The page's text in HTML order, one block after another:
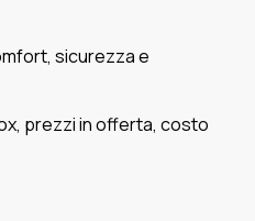
sicurezza e
prezzi in offerta, costo